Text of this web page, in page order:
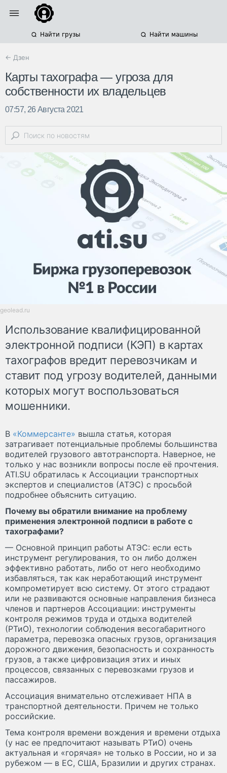
Найти грузы Найти машины
← Дзен
Карты тахографа — угроза для
собственности их владельцев
07:57, 26 Августа 2021
geolead.ru
Использование квалифицированной
электронной подписи (КЭП) в картах
тахографов вредит перевозчикам и
ставит под угрозу водителей, данными
которых могут воспользоваться
мошенники.
В «Коммерсанте» вышла статья, которая
затрагивает потенциальные проблемы большинства
водителей грузового автотранспорта. Наверное, не
только у нас возникли вопросы после её прочтения.
ATI.SU обратилась к Ассоциации транспортных
экспертов и специалистов (АТЭС) с просьбой
подробнее объяснить ситуацию.
Почему вы обратили внимание на проблему
применения электронной подписи в работе с
тахографами?
— Основной принцип работы АТЭС: если есть
инструмент регулирования, то он либо должен
эффективно работать, либо от него необходимо
избавляться, так как неработающий инструмент
компрометирует всю систему. От этого страдают
или не развиваются основные направления бизнеса
членов и партнеров Ассоциации: инструменты
контроля режимов труда и отдыха водителей
(РТиО), технологии соблюдения весогабаритного
параметра, перевозка опасных грузов, организация
дорожного движения, безопасность и сохранность
грузов, а также цифровизация этих и иных
процессов, связанных с перевозками грузов и
пассажиров.
Ассоциация внимательно отслеживает НПА в
транспортной деятельности. Причем не только
российские.
Тема контроля времени вождения и времени отдыха
(у нас ее предпочитают называть РТиО) очень
актуальная и «горячая» не только в России, но и за
рубежом — в ЕС, США, Бразилии и других странах.